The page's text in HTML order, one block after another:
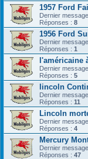
1957 Ford
Dernier
Réponses : 8
1956 Ford
Dernier
Réponses : 1
l'américaine
Dernier
Réponses : 5
lincoln
Dernier
Réponses : 11
Lincoln
Dernier
Réponses : 4
Mercury
Dernier
Réponses : 47